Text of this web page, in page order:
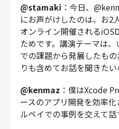
@stamaki ：今日、
にお声がけしたのは、お2
オンライン開催される
ためです。講演テーマは
での課題から発展したも
りも含めてお話を聞きたい
@kenmaz ：僕はXcode
ースのアプリ開発を効率
ルペイでの事例を交えて話